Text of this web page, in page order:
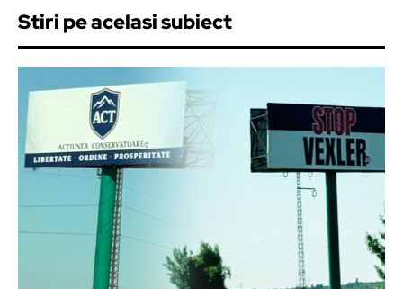
Stiri pe acelasi subiect